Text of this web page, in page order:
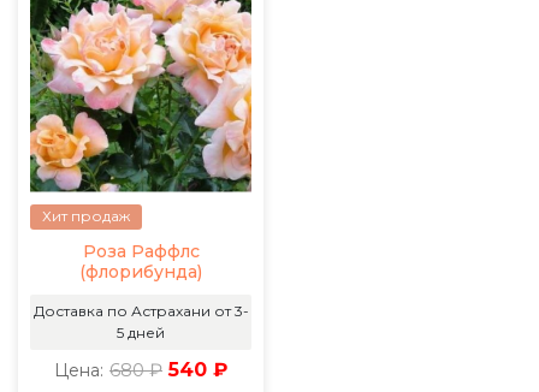
Хит продаж
Роза Раффлс
(флорибунда)
Доставка по Астрахани от 3-
5 дней
Цена: 680 ₽ 540 ₽